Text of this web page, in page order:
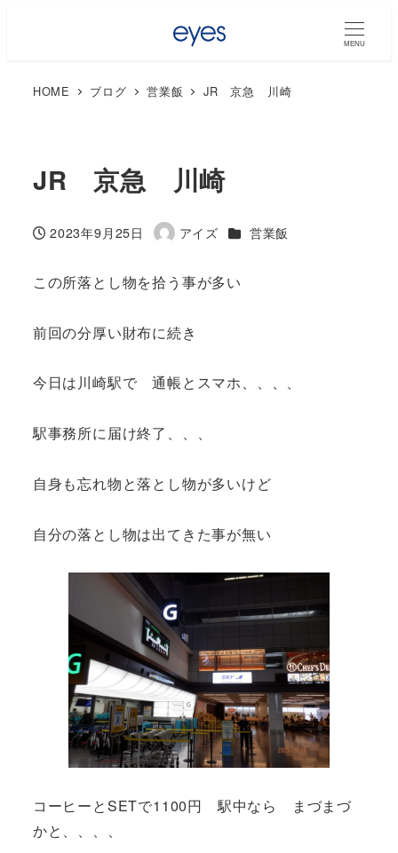
MENU
HOME ブログ 営業飯 JR 京急 川崎
JR 京急 川崎
投稿日
2023年9月25日
著
アイズ カテゴリー
営業飯
この所落とし物を拾う事が多い
前回の分厚い財布に続き
今日は川崎駅で 通帳とスマホ、、、、
駅事務所に届け終了、、、
自身も忘れ物と落とし物が多いけど
自分の落とし物は出てきた事が無い
コーヒーとSETで1100円 駅中なら まづまづ
かと、、、、